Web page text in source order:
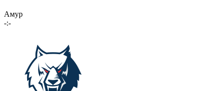
Амур
-:-